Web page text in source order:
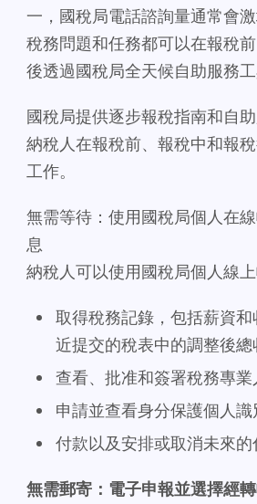
一，國稅局電話諮詢量通常會
稅務問題和任務都可以在報稅
後透過國稅局全天候自助服務工
國稅局提供逐步報稅指南和自
納稅人在報稅前、報稅中和報
工作。
無需等待：使用國稅局個人在
息
納稅人可以使用國稅局個人線上
取得稅務記錄，包括薪資
近提交的稅表中的調整後總
查看、批准和簽署稅務專業
申請並查看身分保護個人識
付款以及安排或取消未來的
無需郵寄：電子申報並選擇經